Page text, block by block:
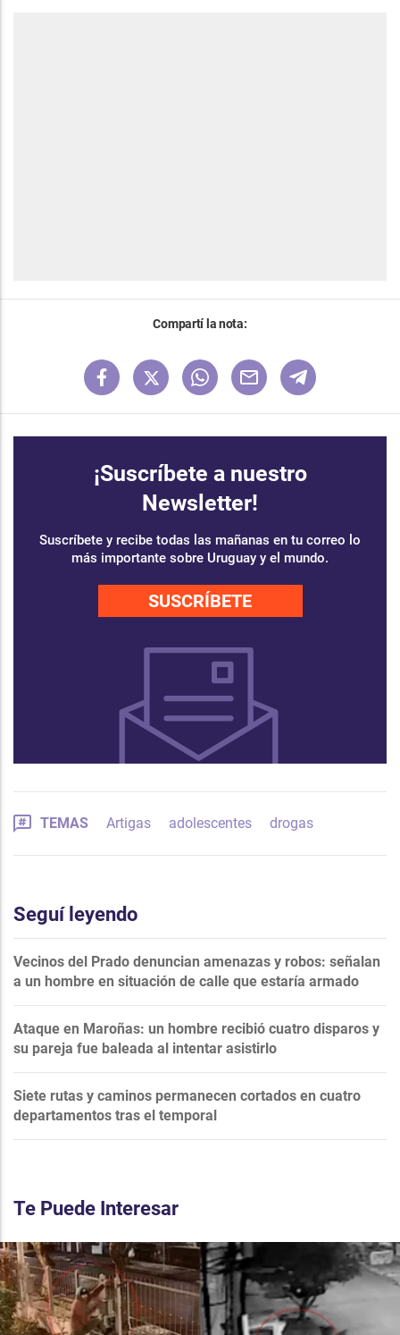
Compartí la nota:
¡Suscríbete a nuestro
Newsletter!
Suscríbete y recibe todas las mañanas en tu correo lo
más importante sobre Uruguay y el mundo.
SUSCRÍBETE
TEMAS Artigas adolescentes drogas
Seguí leyendo
Vecinos del Prado denuncian amenazas y robos: señalan
a un hombre en situación de calle que estaría armado
Ataque en Maroñas: un hombre recibió cuatro disparos y
su pareja fue baleada al intentar asistirlo
Siete rutas y caminos permanecen cortados en cuatro
departamentos tras el temporal
Te Puede Interesar